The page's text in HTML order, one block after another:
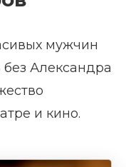
мужчин
Александра
и кино.